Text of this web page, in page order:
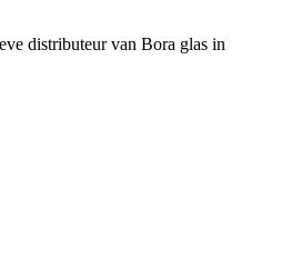
distributeur van Bora glas in